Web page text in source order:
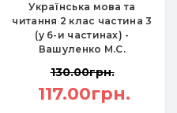
Українська мова та
читання 2 клас частина 3
(у 6-и частинах) -
Вашуленко М.С.
130.00грн.
117.00грн.